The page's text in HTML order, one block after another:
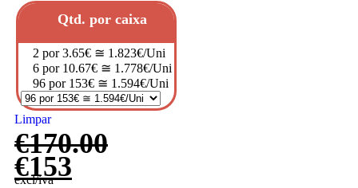
Qtd. por caixa
2 por 3.65€ ≅ 1.823€/Uni
6 por 10.67€ ≅ 1.778€/Uni
96 por 153€ ≅ 1.594€/Uni
Limpar
€170.00
€153
excl/iva